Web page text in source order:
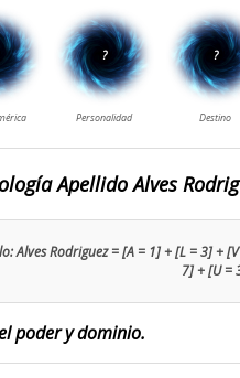
Apellido Alves
Alves Rodriguez = [A = 1] + [L = 3] +
7] + [U =
poder y dominio.